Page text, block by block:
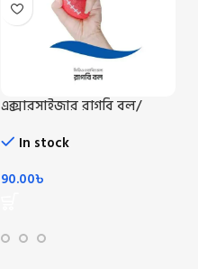
এক্সারসাইজার রাগবি বল/
In stock
90.00৳